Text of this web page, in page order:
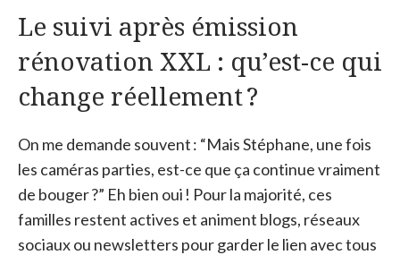
Le suivi après émission
rénovation XXL : qu’est-ce qui
change réellement ?
On me demande souvent : “Mais Stéphane, une fois
les caméras parties, est-ce que ça continue vraiment
de bouger ?” Eh bien oui ! Pour la majorité, ces
familles restent actives et animent blogs, réseaux
sociaux ou newsletters pour garder le lien avec tous